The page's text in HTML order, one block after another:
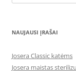
NAUJAUSI ĮRAŠAI
Josera Classic katėms
Josera maistas